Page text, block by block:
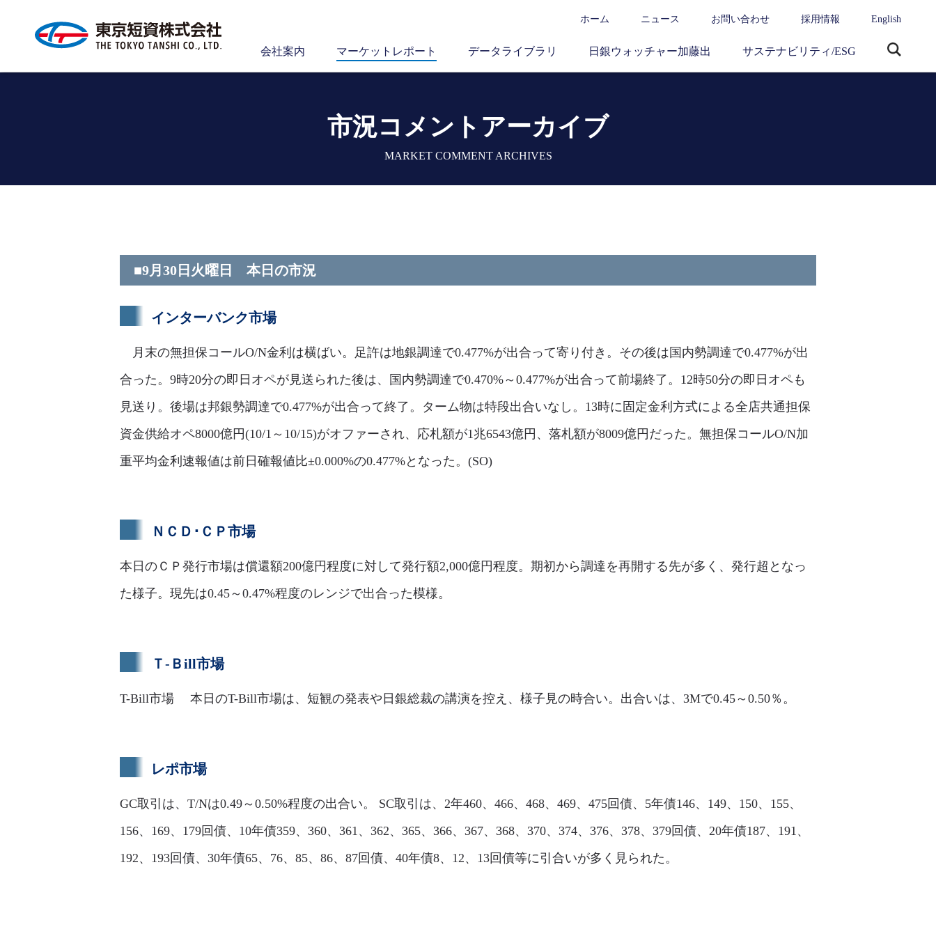
ホーム ニュース お問い合わせ 採用情報 English
会社案内 マーケットレポート データライブラリ 日銀ウォッチャー加藤出 サステナビリティ/ESG
市況コメントアーカイブ
MARKET COMMENT ARCHIVES
■9月30日火曜日 本日の市況
インターバンク市場
月末の無担保コールO/N金利は横ばい。足許は地銀調達で0.477%が出合って寄り付き。その後は国内勢調達で0.477%が出
合った。9時20分の即日オペが見送られた後は、国内勢調達で0.470%～0.477%が出合って前場終了。12時50分の即日オペも
見送り。後場は邦銀勢調達で0.477%が出合って終了。ターム物は特段出合いなし。13時に固定金利方式による全店共通担保
資金供給オペ8000億円(10/1～10/15)がオファーされ、応札額が1兆6543億円、落札額が8009億円だった。無担保コールO/N加
重平均金利速報値は前日確報値比±0.000%の0.477%となった。(SO)
ＮＣＤ･ＣＰ市場
本日のＣＰ発行市場は償還額200億円程度に対して発行額2,000億円程度。期初から調達を再開する先が多く、発行超となっ
た様子。現先は0.45～0.47%程度のレンジで出合った模様。
Ｔ-Ｂill市場
T-Bill市場 本日のT-Bill市場は、短観の発表や日銀総裁の講演を控え、様子見の時合い。出合いは、3Mで0.45～0.50％。
レポ市場
GC取引は、T/Nは0.49～0.50%程度の出合い。 SC取引は、2年460、466、468、469、475回債、5年債146、149、150、155、
156、169、179回債、10年債359、360、361、362、365、366、367、368、370、374、376、378、379回債、20年債187、191、
192、193回債、30年債65、76、85、86、87回債、40年債8、12、13回債等に引合いが多く見られた。